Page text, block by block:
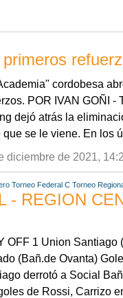
cordobesa
POR IVAN GOÑI -
dejó atrás la
que se le viene. En los
diciembre de 2021,
Torneo Federal C Torneo
- REGION
OFF 1 Union Santiago
(Bañ.de Ovanta)
derrotó a Social
de Rossi, Carrizo